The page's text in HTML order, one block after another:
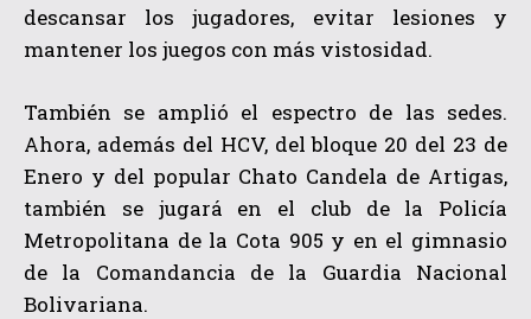
descansar los jugadores, evitar lesiones y
mantener los juegos con más vistosidad.
También se amplió el espectro de las sedes.
Ahora, además del HCV, del bloque 20 del 23 de
Enero y del popular Chato Candela de Artigas,
también se jugará en el club de la Policía
Metropolitana de la Cota 905 y en el gimnasio
de la Comandancia de la Guardia Nacional
Bolivariana.